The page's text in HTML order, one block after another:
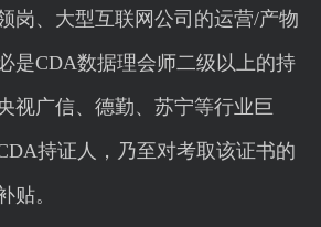
岗、大型互联网公司的运营/产物
是CDA数据理会师二级以上的持
视广信、德勤、苏宁等行业巨
持证人，乃至对考取该证书的
贴。